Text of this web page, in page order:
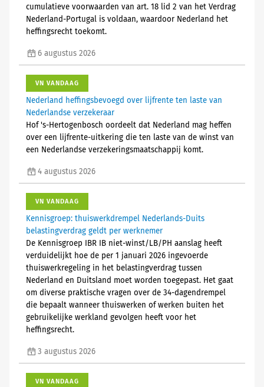
cumulatieve voorwaarden van art. 18 lid 2 van het Verdrag
Nederland-Portugal is voldaan, waardoor Nederland het
heffingsrecht toekomt.
6 augustus 2026
VN VANDAAG
Nederland heffingsbevoegd over lijfrente ten laste van
Nederlandse verzekeraar
Hof 's-Hertogenbosch oordeelt dat Nederland mag heffen
over een lijfrente-uitkering die ten laste van de winst van
een Nederlandse verzekeringsmaatschappij komt.
4 augustus 2026
VN VANDAAG
Kennisgroep: thuiswerkdrempel Nederlands-Duits
belastingverdrag geldt per werknemer
De Kennisgroep IBR IB niet-winst/LB/PH aanslag heeft
verduidelijkt hoe de per 1 januari 2026 ingevoerde
thuiswerkregeling in het belastingverdrag tussen
Nederland en Duitsland moet worden toegepast. Het gaat
om diverse praktische vragen over de 34-dagendrempel
die bepaalt wanneer thuiswerken of werken buiten het
gebruikelijke werkland gevolgen heeft voor het
heffingsrecht.
3 augustus 2026
VN VANDAAG